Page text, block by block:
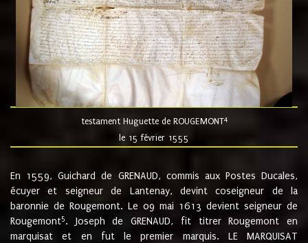
testament Huguette de ROUGEMONT4
le 15 février 1555
En 1559, Guichard de GRENAUD, commis aux Postes Ducales,
écuyer et seigneur de Lantenay, devint coseigneur de la
baronnie de Rougemont. Le 09 mai 1613 devient seigneur de
Rougemont5. Joseph de GRENAUD, fit titrer Rougemont en
marquisat et en fut le premier marquis. LE MARQUISAT